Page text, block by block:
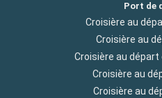
Port de
Croisière au
Croisière au
Croisière au
Croisière au
Croisière au